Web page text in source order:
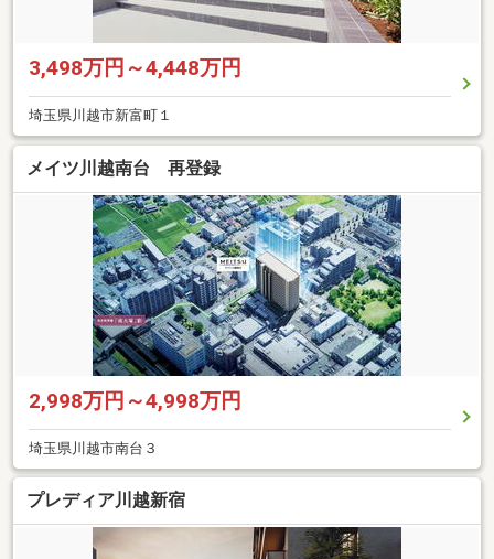
3,498万円～4,448万円
埼玉県川越市新富町１
メイツ川越南台 再登録
2,998万円～4,998万円
埼玉県川越市南台３
プレディア川越新宿